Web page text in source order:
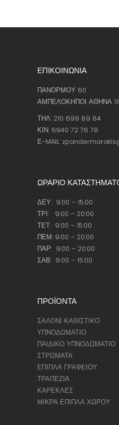
ΕΠΙΚΟΙΝΩΝΙΑ
ΠΑΝΟΡΜΟΥ 60
ΑΜΠΕΛΟΚΗΠΟΙ ΑΘΗΝΑ
ΤΗΛ: 210 699 89 84
ΚΙΝ: 6940 72 76 78
Ε-MAIL:
ΩΡΑΡΙΟ
ΔΕΥ: 9:00 – 15:00
ΤΡΙ: 9:00 – 20:00
ΤΕΤ: 9:00 – 15:00
ΠΕΜ: 9:00 – 20:00
ΠΑΡ: 9:00 – 20:00
ΣΑΒ: 9:00 – 15:00
ΠΡΟΪΟΝΤΑ
ΣΑΛΟΝΙ ΚΑΘΙΣΤΙΚΟ
ΥΠΝΟΔΩΜΑΤΙΟ
ΠΑΙΔΙΚΟ ΥΠΝΟΔΩΜΑΤΙΟ
ΣΤΡΩΜΑΤΑ
ΕΠΙΠΛΑ ΓΡΑΦΕΙΟΥ
ΤΡΑΠΕΖΙΑ
ΚΑΡΕΚΛΕΣ
ΜΙΚΡΑ ΕΠΙΠΛΑ ΧΩΡΟΥ